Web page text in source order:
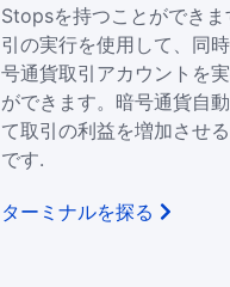
Stopsを持つことができま
引の実行を使用して、同
号通貨取引アカウントを
ができます。暗号通貨自
て取引の利益を増加させ
です.
ターミナルを探る